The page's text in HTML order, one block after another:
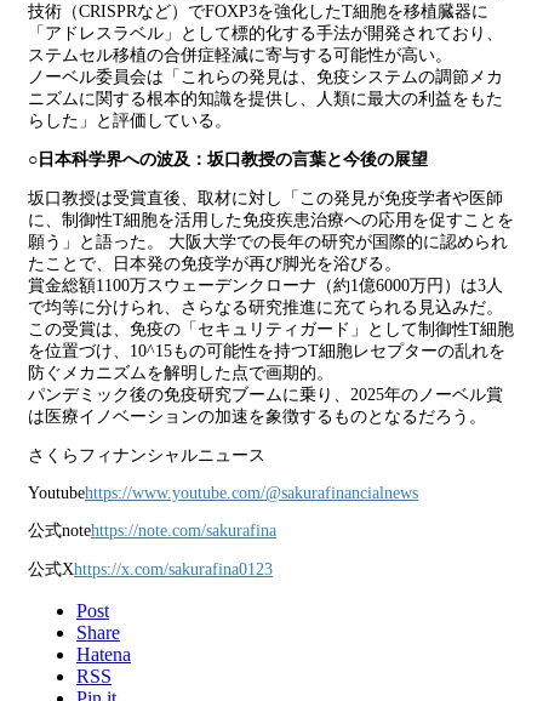
技術（CRISPRなど）でFOXP3を強化したT細胞を移植臓器に
「アドレスラベル」として標的化する手法が開発されており、
ステムセル移植の合併症軽減に寄与する可能性が高い。
ノーベル委員会は「これらの発見は、免疫システムの調節メカ
ニズムに関する根本的知識を提供し、人類に最大の利益をもた
らした」と評価している。
○日本科学界への波及：坂口教授の言葉と今後の展望
坂口教授は受賞直後、取材に対し「この発見が免疫学者や医師
に、制御性T細胞を活用した免疫疾患治療への応用を促すことを
願う」と語った。 大阪大学での長年の研究が国際的に認められ
たことで、日本発の免疫学が再び脚光を浴びる。
賞金総額1100万スウェーデンクローナ（約1億6000万円）は3人
で均等に分けられ、さらなる研究推進に充てられる見込みだ。
この受賞は、免疫の「セキュリティガード」として制御性T細胞
を位置づけ、10^15もの可能性を持つT細胞レセプターの乱れを
防ぐメカニズムを解明した点で画期的。
パンデミック後の免疫研究ブームに乗り、2025年のノーベル賞
は医療イノベーションの加速を象徴するものとなるだろう。
さくらフィナンシャルニュース
Youtubehttps://www.youtube.com/@sakurafinancialnews
公式notehttps://note.com/sakurafina
公式Xhttps://x.com/sakurafina0123
Post
Share
Hatena
RSS